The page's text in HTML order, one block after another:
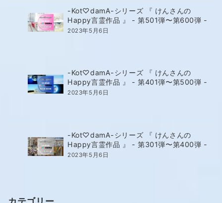
-Kot♡damA-シリーズ 『 けんさんの
Happy言霊作品 』 - 第501弾〜第600弾 -
2023年5月6日
-Kot♡damA-シリーズ 『 けんさんの
Happy言霊作品 』 - 第401弾〜第500弾 -
2023年5月6日
-Kot♡damA-シリーズ 『 けんさんの
Happy言霊作品 』 - 第301弾〜第400弾 -
2023年5月6日